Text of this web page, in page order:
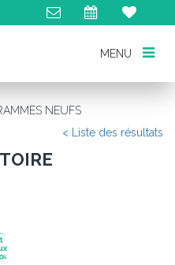
MENU
MENU
NEUFS
< Liste des résultats